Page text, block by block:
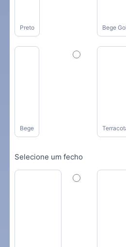
Preto Bege
Bege
Selecione um fecho